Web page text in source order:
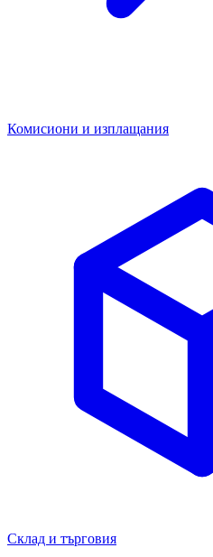
Комисиони и изплащания
Склад и търговия